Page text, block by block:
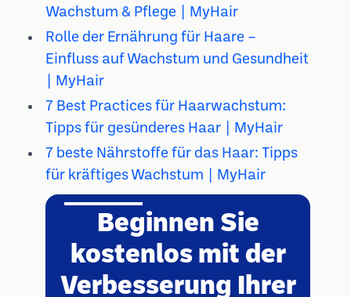
Wachstum & Pflege | MyHair
Rolle der Ernährung für Haare –
Einfluss auf Wachstum und Gesundheit
| MyHair
7 Best Practices für Haarwachstum:
Tipps für gesünderes Haar | MyHair
7 beste Nährstoffe für das Haar: Tipps
für kräftiges Wachstum | MyHair
Beginnen Sie
kostenlos mit der
Verbesserung Ihrer